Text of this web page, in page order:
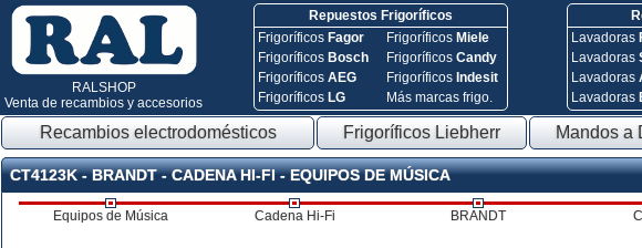
RALSHOP
Venta de recambios y accesorios
Repuestos Frigoríficos
Frigoríficos Fagor
Frigoríficos Bosch
FrigoríficosAEG
Frigoríficos LG
Frigoríficos Miele
FrigoríficosCandy
Frigoríficos Indesit
Más marcas frigo.
Lavadoras
Lavadoras
Lavadoras
Lavadoras
Recambios electrodomésticos Frigoríficos Liebherr Mandos a
CT4123K - BRANDT - CADENA HI-FI - EQUIPOS DE MÚSICA
Equipos de Música Cadena Hi-Fi BRANDT